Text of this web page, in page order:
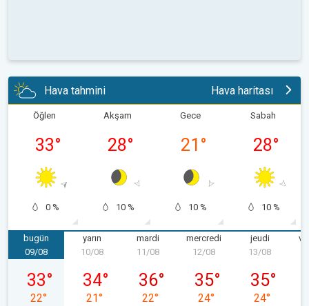
Hava tahmini Hava haritası
Öğlen
33°
0 %
Akşam
28°
10 %
Gece
21 °
10 %
Sabah
28°
10 %
bugün
dimanche 09/08
09/08
33°
22°
yarın
10/08
34°
21°
mardi
11/08
36°
22°
mercredi
mercredi 12/08
12/08
35°
24°
jeudi
13/08
35°
24°